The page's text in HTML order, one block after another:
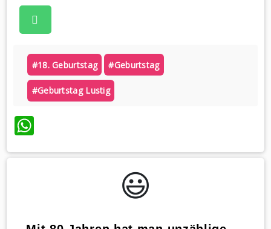
#18. Geburtstag #geburtstag
#geburtstag Lustig
WhatsApp
😃️